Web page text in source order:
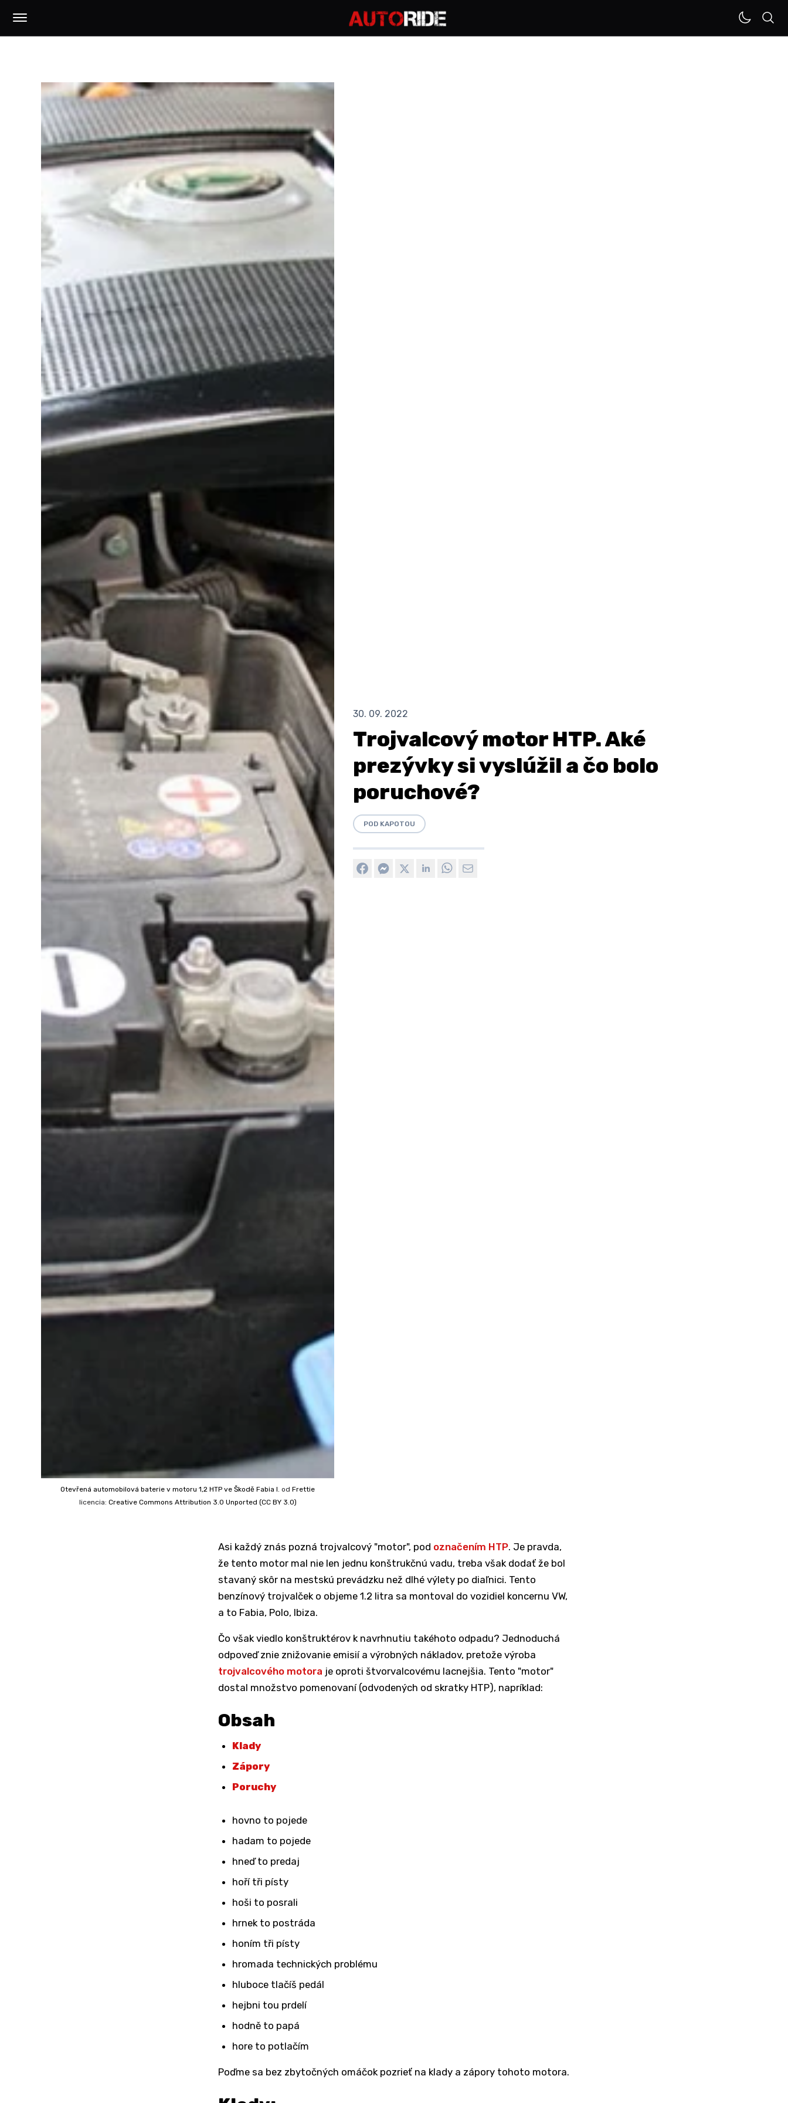
30. 09. 2022
Trojvalcový motor HTP. Aké
prezývky si vyslúžil a čo bolo
poruchové?
POD KAPOTOU
Otevřená automobilová baterie v motoru 1,2 HTP ve Škodě Fabia I. od Frettie
licencia: Creative Commons Attribution 3.0 Unported (CC BY 3.0)
Asi každý znás pozná trojvalcový "motor", pod označením HTP. Je pravda,
že tento motor mal nie len jednu konštrukčnú vadu, treba však dodať že bol
stavaný skôr na mestskú prevádzku než dlhé výlety po diaľnici. Tento
benzínový trojvalček o objeme 1.2 litra sa montoval do vozidiel koncernu VW,
a to Fabia, Polo, Ibiza.
Čo však viedlo konštruktérov k navrhnutiu takéhoto odpadu? Jednoduchá
odpoveď znie znižovanie emisií a výrobných nákladov, pretože výroba
trojvalcového motora je oproti štvorvalcovému lacnejšia. Tento "motor"
dostal množstvo pomenovaní (odvodených od skratky HTP), napríklad:
Obsah
Klady
Zápory
Poruchy
hovno to pojede
hadam to pojede
hneď to predaj
hoří tři písty
hoši to posrali
hrnek to postráda
honím tři písty
hromada technických problému
hluboce tlačíš pedál
hejbni tou prdelí
hodně to papá
hore to potlačím
Poďme sa bez zbytočných omáčok pozrieť na klady a zápory tohoto motora.